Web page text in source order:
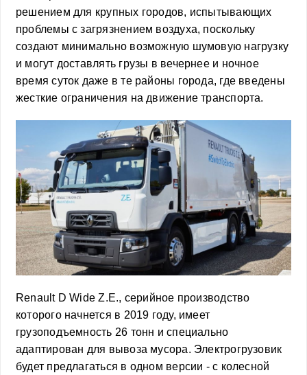
решением для крупных городов, испытывающих
проблемы с загрязнением воздуха, поскольку
создают минимально возможную шумовую нагрузку
и могут доставлять грузы в вечернее и ночное
время суток даже в те районы города, где введены
жесткие ограничения на движение транспорта.
Renault D Wide Z.E., серийное производство
которого начнется в 2019 году, имеет
грузоподъемность 26 тонн и специально
адаптирован для вывоза мусора. Электрогрузовик
будет предлагаться в одном версии - с колесной